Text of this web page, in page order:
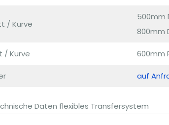
/ Kurve
500mm
800mm
/ Kurve 600mm
auf
Daten flexibles Transfersystem